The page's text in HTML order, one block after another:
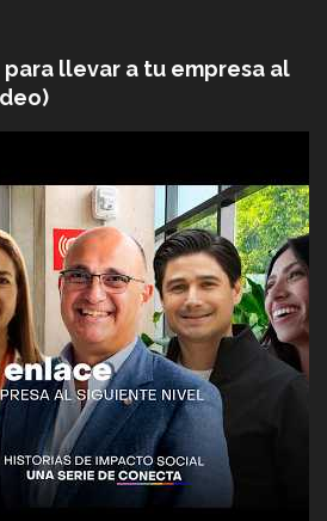
llevar a tu empresa al